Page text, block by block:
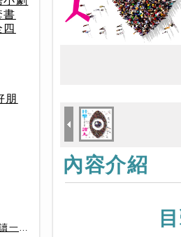
書
四
朋
字有意思）
內容介紹